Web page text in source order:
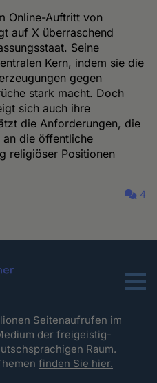
Online-Auftritt von
auf X überraschend
Seine
Kern, indem sie die
gegen
stark macht. Doch
sich auch ihre
die Anforderungen, die
an die öffentliche
religiöser Positionen
4
Menu
Seitenaufrufen im
der freigeistig-
Raum.
finden Sie hier.